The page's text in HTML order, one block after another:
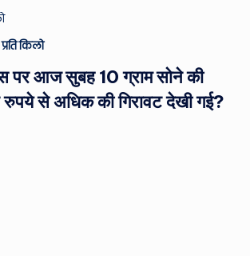
किलो
पर आज सुबह 10 ग्राम सोने की
से अधिक की गिरावट देखी गई?